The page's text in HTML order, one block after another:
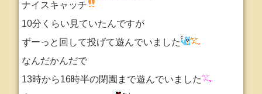
ナイスキャッチ
10分くらい見ていたんですが
ずーっと回して投げて遊んでいました
なんだかんだで
13時から16時半の閉園まで遊んでいました